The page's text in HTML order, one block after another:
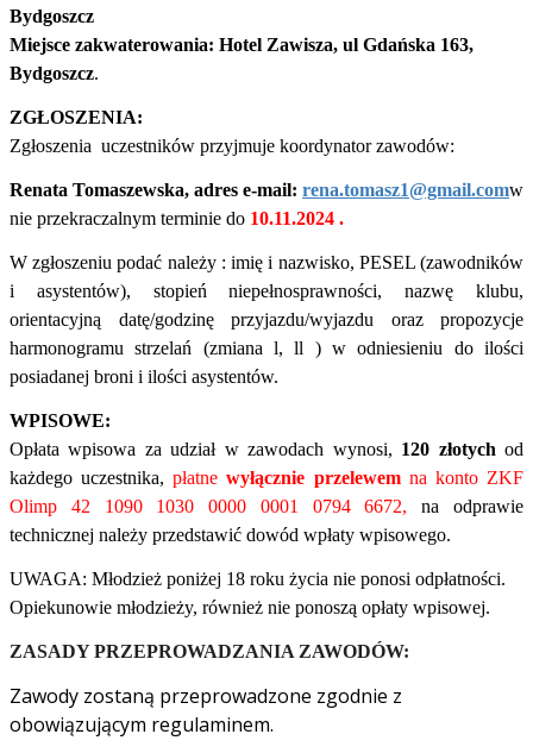
Bydgoszcz
Miejsce zakwaterowania: Hotel Zawisza, ul Gdańska 163,
Bydgoszcz.
ZGŁOSZENIA:
Zgłoszenia uczestników przyjmuje koordynator zawodów:
Renata Tomaszewska, adres e-mail: rena.tomasz1@gmail.comw
nie przekraczalnym terminie do 10.11.2024 .
W zgłoszeniu podać należy : imię i nazwisko, PESEL (zawodników
i asystentów), stopień niepełnosprawności, nazwę klubu,
orientacyjną datę/godzinę przyjazdu/wyjazdu oraz propozycje
harmonogramu strzelań (zmiana l, ll ) w odniesieniu do ilości
posiadanej broni i ilości asystentów.
WPISOWE:
Opłata wpisowa za udział w zawodach wynosi, 120 złotych od
każdego uczestnika,płatnewyłącznie przelewemna konto ZKF
Olimp 42 1090 1030 0000 0001 0794 6672,na odprawie
technicznej należy przedstawić dowód wpłaty wpisowego.
UWAGA: Młodzież poniżej 18 roku życia nie ponosi odpłatności.
Opiekunowie młodzieży, również nie ponoszą opłaty wpisowej.
ZASADY PRZEPROWADZANIA ZAWODÓW:
Zawody zostaną przeprowadzone zgodnie z
obowiązującym regulaminem.